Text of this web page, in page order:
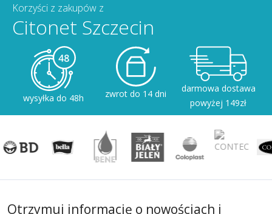
Korzyści z zakupów z
Citonet Szczecin
wysyłka do 48h zwrot do 14 dni
darmowa dostawa
powyżej 149zł
Otrzymuj informację o nowościach i